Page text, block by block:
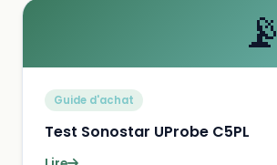
📡
Guide d'achat
Test Sonostar UProbe C5PL